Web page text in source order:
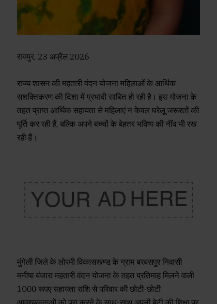
रायपुर, 23 अप्रैल 2026
राज्य शासन की महतारी वंदन योजना महिलाओं के आर्थिक
सशक्तिकरण की दिशा में प्रभावी साबित हो रही है। इस योजना के
तहत प्राप्त आर्थिक सहायता से महिलाएं न केवल घरेलू जरूरतों की
पूर्ति कर रही हैं, बल्कि अपने बच्चों के बेहतर भविष्य की नींव भी रख
रही हैं।
मुंगेली जिले के लोरमी विकासखण्ड के ग्राम बरबसपुर निवासी
मनीषा बंजारा महतारी वंदन योजना के तहत प्रतिमाह मिलने वाली
1000 रूपए सहायता राशि से परिवार की छोटी-छोटी